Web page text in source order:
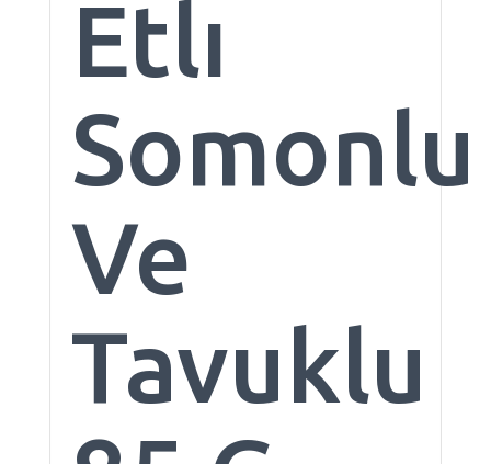
Etlı
Somonlu
Ve
Tavuklu